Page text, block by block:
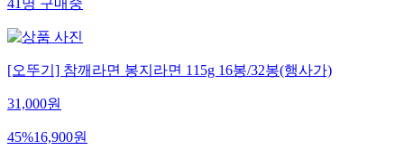
41명구매중
[오뚜기] 참깨라면 봉지라면 115g 16봉/32봉(행사가)
31,000원
45%16,900원